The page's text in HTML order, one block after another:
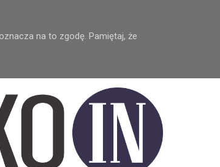
na to zgodę. Pamiętaj, że